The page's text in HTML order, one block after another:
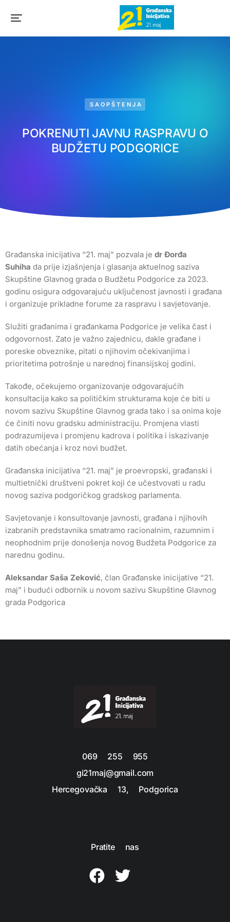
SAOPŠTENJA
POKRENUTI JAVNU RASPRAVU O
BUDŽETU PODGORICE
Građanska inicijativa “21. maj” pozvala je dr Đorđa
Suhiha da prije izjašnjenja i glasanja aktuelnog saziva
Skupštine Glavnog grada o Budžetu Podgorice za 2023.
godinu osigura odgovarajuću uključenost javnosti i građana
i organizuje prikladne forume za raspravu i savjetovanje.
Služiti građanima i građankama Podgorice je velika čast i
odgovornost. Zato je važno zajednicu, dakle građane i
poreske obveznike, pitati o njihovim očekivanjima i
prioritetima potrošnje u narednoj finansijskoj godini.
Takođe, očekujemo organizovanje odgovarajućih
konsultacija kako sa političkim strukturama koje će biti u
novom sazivu Skupštine Glavnog grada tako i sa onima koje
će činiti novu gradsku administraciju. Promjena vlasti
podrazumijeva i promjenu kadrova i politika i iskazivanje
datih obećanja i kroz novi budžet.
Građanska inicijativa “21. maj” je proevropski, građanski i
multietnički društveni pokret koji će učestvovati u radu
novog saziva podgoričkog gradskog parlamenta.
Savjetovanje i konsultovanje javnosti, građana i njihovih
izabranih predstavnika smatramo racionalnim, razumnim i
neophodnim prije donošenja novog Budžeta Podgorice za
narednu godinu.
Aleksandar Saša Zeković, član Građanske inicijative “21.
maj” i budući odbornik u novom sazivu Skupštine Glavnog
grada Podgorica
069 255 955
gi21maj@gmail.com
Hercegovačka 13, Podgorica
Pratite nas